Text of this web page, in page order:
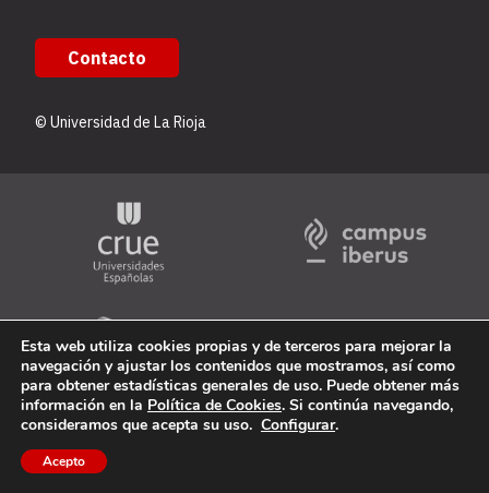
Contacto
© Universidad de La Rioja
Esta web utiliza cookies propias y de terceros para mejorar la
navegación y ajustar los contenidos que mostramos, así como
para obtener estadísticas generales de uso. Puede obtener más
información en la Política de Cookies. Si continúa navegando,
consideramos que acepta su uso. Configurar.
Acepto